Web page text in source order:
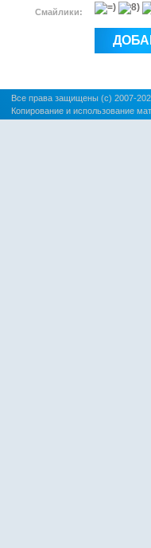
Смайлики:
Все права защищены (c) 2007-
Копирование и использование